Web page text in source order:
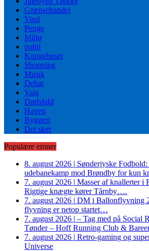
Grænsehandel
Vind
Penge
Miljø
politi
Kongehuset
Shopping
Musik
Debat
Valg
Dødsfald
Haven
Byggeri
Det sker
Populære emner
8. august 2026 | Sønderjyske
udebanekamp mod Brøndby for kun
7. august 2026 | Masser af knallerter i
Rigtige knægte kører Tårnby….
7. august 2026 | DM i Ballonflyvning
flyvning er netop startet…
7. august 2026 | – Tag med på Social
Tønder – Hoff Running Club &
7. august 2026 | Retro-gaming og
Universe